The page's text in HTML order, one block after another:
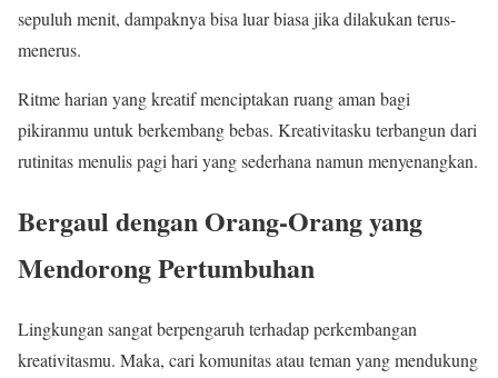
sepuluh menit, dampaknya bisa luar biasa jika dilakukan terus-
menerus.
Ritme harian yang kreatif menciptakan ruang aman bagi
pikiranmu untuk berkembang bebas. Kreativitasku terbangun dari
rutinitas menulis pagi hari yang sederhana namun menyenangkan.
Bergaul dengan Orang-Orang yang
Mendorong Pertumbuhan
Lingkungan sangat berpengaruh terhadap perkembangan
kreativitasmu. Maka, cari komunitas atau teman yang mendukung